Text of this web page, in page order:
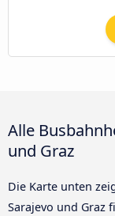
Alle
und Graz
Die Karte unten
Sarajevo und Graz